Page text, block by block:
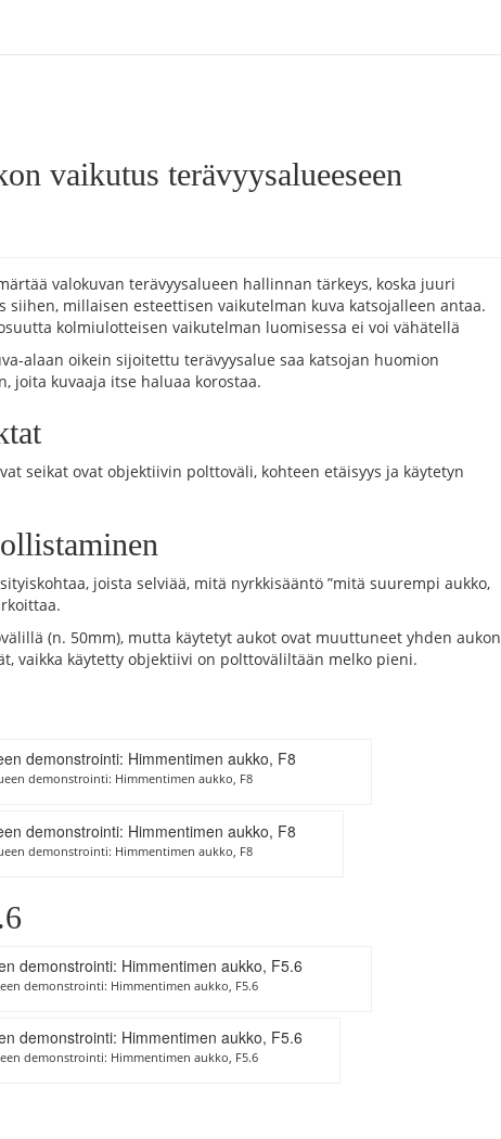
vaikutus terävyysalueeseen
valokuvan terävyysalueen hallinnan tärkeys, koska juuri
siihen, millaisen esteettisen vaikutelman kuva katsojalleen antaa.
kolmiulotteisen vaikutelman luomisessa ei voi vähätellä
alaan oikein sijoitettu terävyysalue saa katsojan huomion
joita kuvaaja itse haluaa korostaa.
seikat ovat objektiivin polttoväli, kohteen etäisyys ja käytetyn
joista selviää, mitä nyrkkisääntö ”mitä suurempi aukko,
(n. 50mm), mutta käytetyt aukot ovat muuttuneet yhden aukon
vaikka käytetty objektiivi on polttoväliltään melko pieni.
demonstrointi: Himmentimen aukko, F8
demonstrointi: Himmentimen aukko, F8
demonstrointi: Himmentimen aukko, F5.6
demonstrointi: Himmentimen aukko, F5.6